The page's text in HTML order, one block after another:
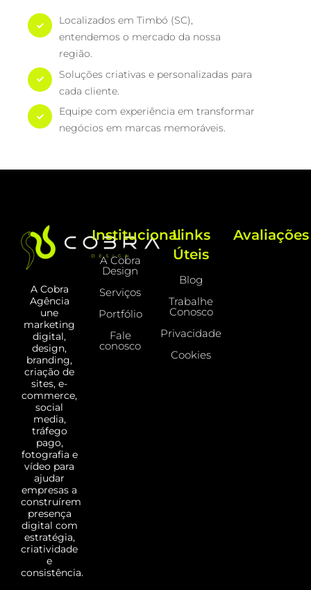
Localizados em Timbó (SC),
entendemos o mercado da nossa
região.
Soluções criativas e personalizadas para
cada cliente.
Equipe com experiência em transformar
negócios em marcas memoráveis.
A Cobra
Agência
une
marketing
digital,
design,
branding,
criação de
sites, e-
commerce,
social
media,
tráfego
pago,
fotografia e
vídeo para
ajudar
empresas a
construírem
presença
digital com
estratégia,
criatividade
e
consistência.
Institucional
A Cobra
Design
Serviços
Portfólio
Fale
conosco
Links
Úteis
Blog
Trabalhe
Conosco
Privacidade
Cookies
Avaliações